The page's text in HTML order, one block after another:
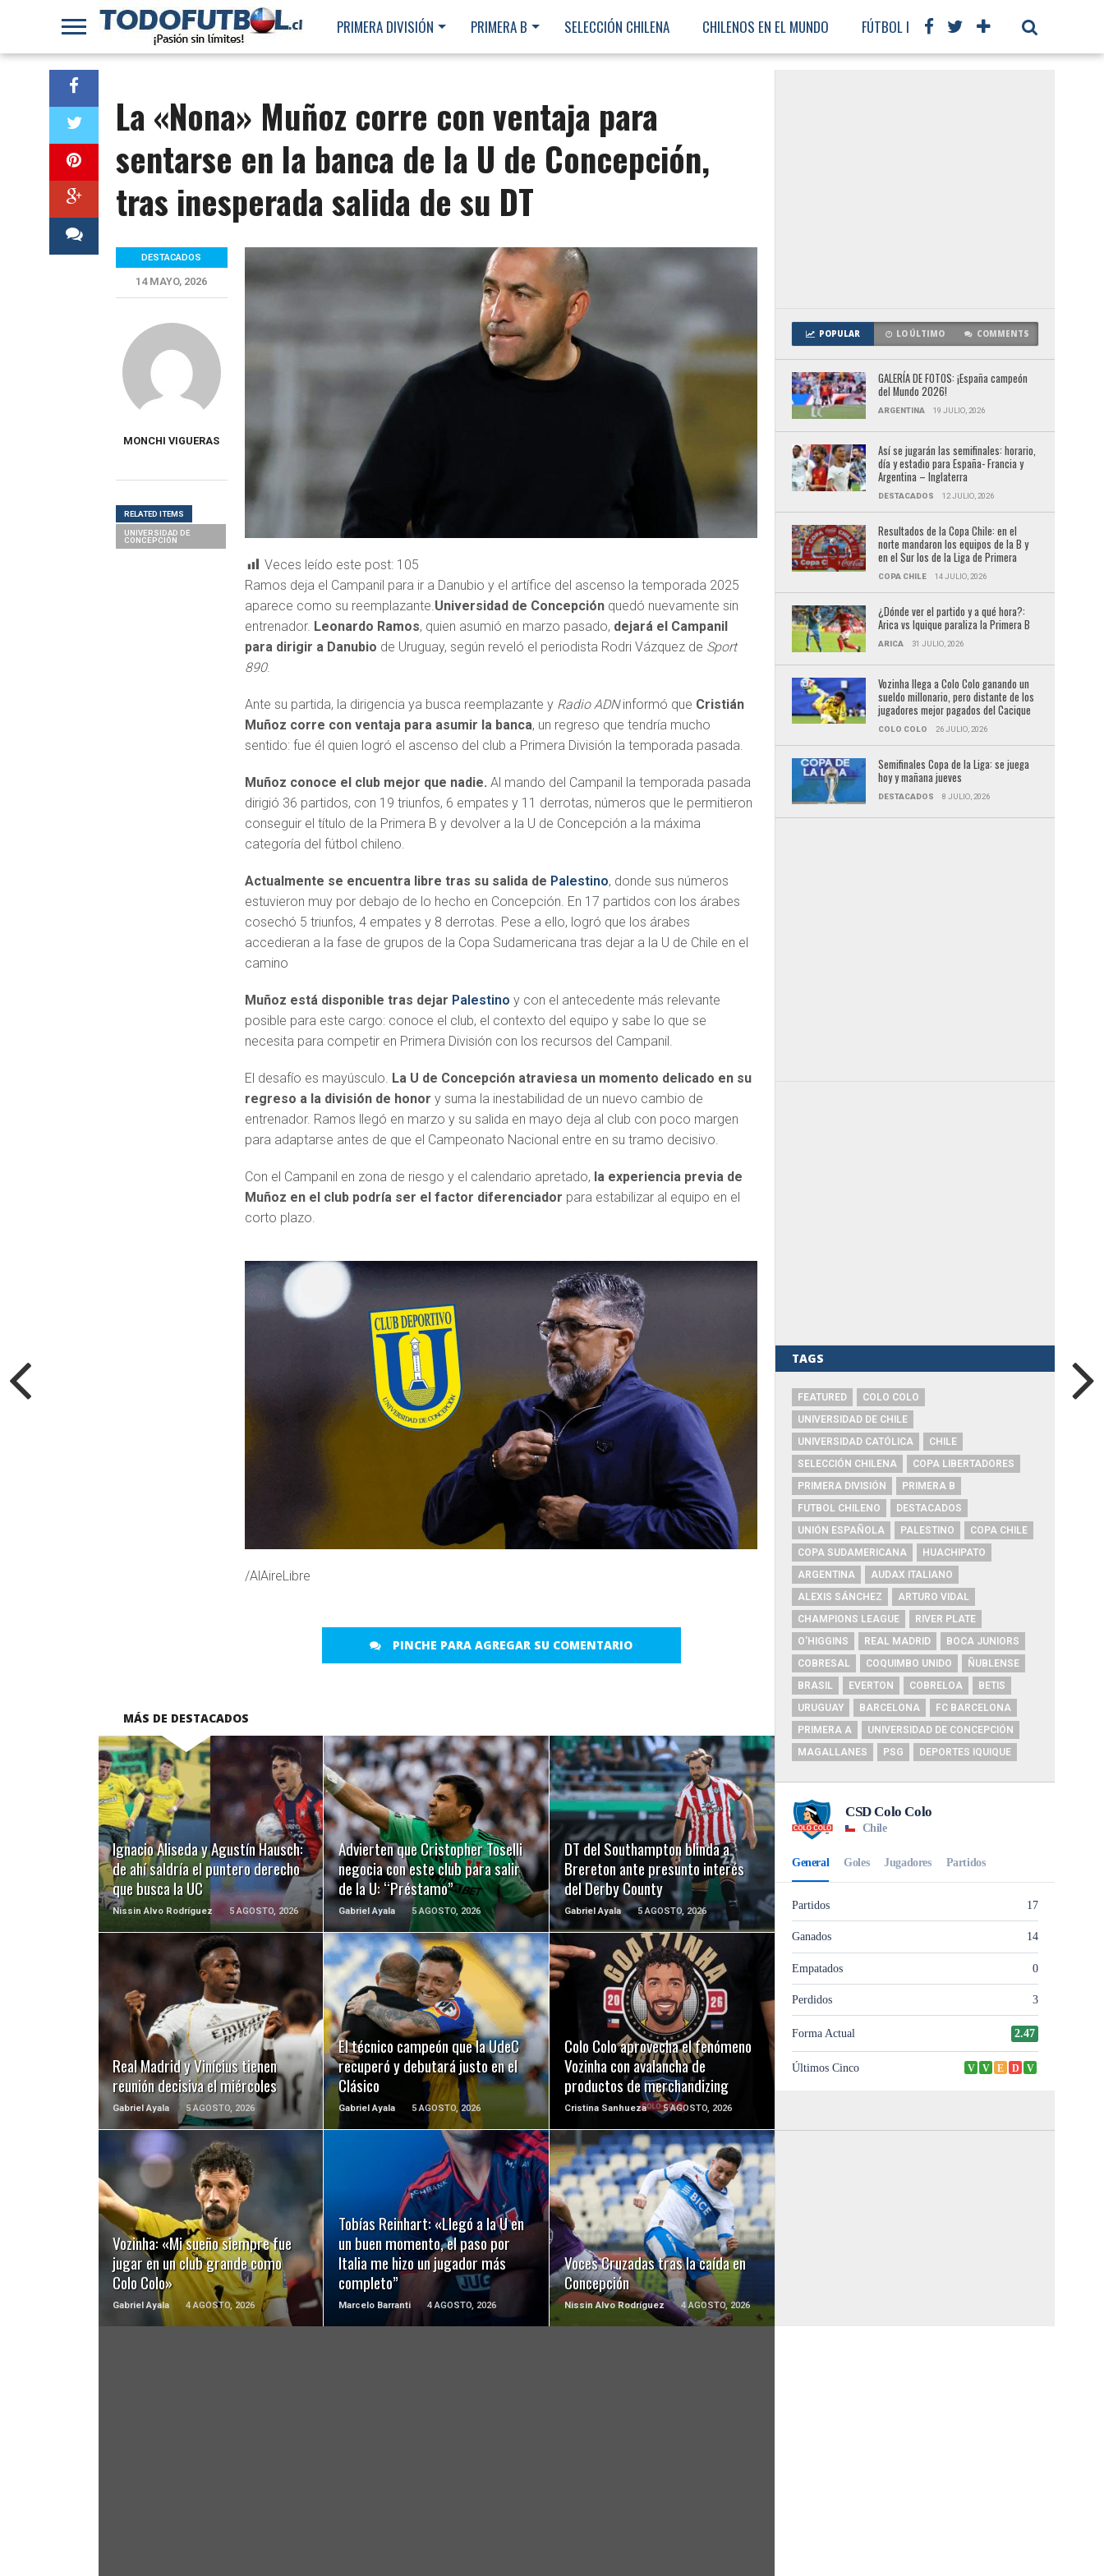
PRIMERA DIVISIÓN PRIMERA B SELECCIÓN CHILENA CHILENOS EN EL MUNDO FÚTBOL INTERNACIONAL
La «Nona» Muñoz corre con ventaja para
sentarse en la banca de la U de Concepción,
tras inesperada salida de su DT
Veces leído este post: 105
Ramos deja el Campanil para ir a Danubio y el artífice del ascenso la temporada 2025
aparece como su reemplazante.Universidad de Concepción quedó nuevamente sin
entrenador. Leonardo Ramos, quien asumió en marzo pasado, dejará el Campanil
para dirigir a Danubio de Uruguay, según reveló el periodista Rodri Vázquez de Sport
890.
Ante su partida, la dirigencia ya busca reemplazante y Radio ADNinformó que Cristián
Muñoz corre con ventaja para asumir la banca, un regreso que tendría mucho
sentido: fue él quien logró el ascenso del club a Primera División la temporada pasada.
Muñoz conoce el club mejor que nadie. Al mando del Campanil la temporada pasada
dirigió 36 partidos, con 19 triunfos, 6 empates y 11 derrotas, números que le permitieron
conseguir el título de la Primera B y devolver a la U de Concepción a la máxima
categoría del fútbol chileno.
Actualmente se encuentra libre tras su salida de Palestino, donde sus números
estuvieron muy por debajo de lo hecho en Concepción. En 17 partidos con los árabes
cosechó 5 triunfos, 4 empates y 8 derrotas. Pese a ello, logró que los árabes
accedieran a la fase de grupos de la Copa Sudamericana tras dejar a la U de Chile en el
camino
Muñoz está disponible tras dejar Palestino y con el antecedente más relevante
posible para este cargo: conoce el club, el contexto del equipo y sabe lo que se
necesita para competir en Primera División con los recursos del Campanil.
El desafío es mayúsculo. La U de Concepción atraviesa un momento delicado en su
regreso a la división de honor y suma la inestabilidad de un nuevo cambio de
entrenador. Ramos llegó en marzo y su salida en mayo deja al club con poco margen
para adaptarse antes de que el Campeonato Nacional entre en su tramo decisivo.
Con el Campanil en zona de riesgo y el calendario apretado, la experiencia previa de
Muñoz en el club podría ser el factor diferenciador para estabilizar al equipo en el
corto plazo.
/AlAireLibre
PINCHE PARA AGREGAR SU COMENTARIO
DESTACADOS
14 MAYO, 2026
MONCHI VIGUERAS
RELATED ITEMS
UNIVERSIDAD DE
CONCEPCIÓN
MÁS DE DESTACADOS
Ignacio Aliseda y Agustín Hausch:
de ahí saldría el puntero derecho
que busca la UC
Nissin Alvo Rodríguez 5 AGOSTO, 2026
LEER MÁS
Advierten que Cristopher Toselli
negocia con este club para salir
de la U: “Préstamo”
Gabriel Ayala 5 AGOSTO, 2026
LEER MÁS
DT del Southampton blinda a
Brereton ante presunto interés
del Derby County
Gabriel Ayala 5 AGOSTO, 2026
LEER MÁS
Real Madrid y Vinícius tienen
reunión decisiva el miércoles
Gabriel Ayala 5 AGOSTO, 2026
LEER MÁS
El técnico campeón que la UdeC
recuperó y debutará justo en el
Clásico
Gabriel Ayala 5 AGOSTO, 2026
LEER MÁS
Colo Colo aprovecha el fenómeno
Vozinha con avalancha de
productos de merchandizing
Cristina Sanhueza 5 AGOSTO, 2026
LEER MÁS
Vozinha: «Mi sueño siempre fue
jugar en un club grande como
Colo Colo»
Gabriel Ayala 4 AGOSTO, 2026
LEER MÁS
Tobías Reinhart: «Llegó a la U en
un buen momento, el paso por
Italia me hizo un jugador más
completo”
Marcelo Barranti 4 AGOSTO, 2026
LEER MÁS
Voces Cruzadas tras la caída en
Concepción
Nissin Alvo Rodríguez 4 AGOSTO, 2026
LEER MÁS
POPULAR LO ÚLTIMO COMMENTS
GALERÍA DE FOTOS: ¡España campeón
del Mundo 2026!
ARGENTINA 19 JULIO, 2026
Así se jugarán las semifinales: horario,
día y estadio para España- Francia y
Argentina – Inglaterra
DESTACADOS 12 JULIO, 2026
Resultados de la Copa Chile: en el
norte mandaron los equipos de la B y
en el Sur los de la Liga de Primera
COPA CHILE 14 JULIO, 2026
¿Dónde ver el partido y a qué hora?:
Arica vs Iquique paraliza la Primera B
ARICA 31 JULIO, 2026
Vozinha llega a Colo Colo ganando un
sueldo millonario, pero distante de los
jugadores mejor pagados del Cacique
COLO COLO 26 JULIO, 2026
Semifinales Copa de la Liga: se juega
hoy y mañana jueves
DESTACADOS 8 JULIO, 2026
TAGS
FEATURED
COLO COLO
UNIVERSIDAD DE CHILE
UNIVERSIDAD CATÓLICA
CHILE
SELECCIÓN CHILENA
COPA LIBERTADORES
PRIMERA DIVISIÓN
PRIMERA B
FUTBOL CHILENO
DESTACADOS
UNIÓN ESPAÑOLA
PALESTINO
COPA CHILE
COPA SUDAMERICANA
HUACHIPATO
ARGENTINA
AUDAX ITALIANO
ALEXIS SÁNCHEZ
ARTURO VIDAL
CHAMPIONS LEAGUE
RIVER PLATE
O'HIGGINS
REAL MADRID
BOCA JUNIORS
COBRESAL
COQUIMBO UNIDO
ÑUBLENSE
BRASIL
EVERTON COBRELOA
BETIS
URUGUAY
BARCELONA
FC BARCELONA
PRIMERA A
UNIVERSIDAD DE CONCEPCIÓN
MAGALLANES
PSG DEPORTES IQUIQUE